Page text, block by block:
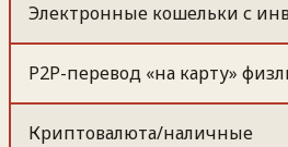
Электронные кошельки с
P2P-перевод «на карту»
Криптовалюта/наличные